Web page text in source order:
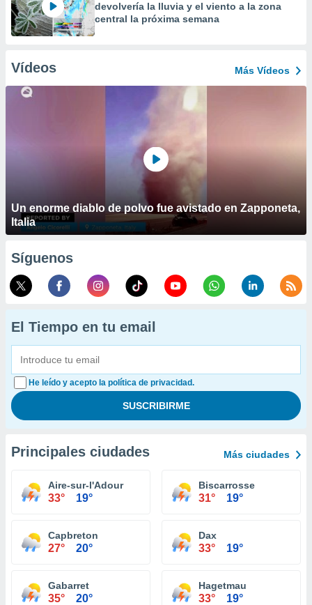
devolvería la lluvia y el viento a la zona
central la próxima semana
Vídeos Más Vídeos
Un enorme diablo de polvo fue avistado en Zapponeta,
Italia
Síguenos
El Tiempo en tu email
He leído y acepto la política de privacidad.
Principales ciudades Más ciudades
Aire-sur-l'Adour
33° 19°
Biscarrosse
31° 19°
Capbreton
27° 20°
Dax
33° 19°
Gabarret
35° 20°
Hagetmau
33° 19°